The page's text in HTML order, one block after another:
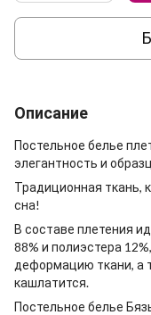
Описание
Постельное белье
элегантность и
Традиционная ткань,
сна!
В составе плетения
88% и полиэстера
деформацию ткани, а
кашлатится.
Постельное белье